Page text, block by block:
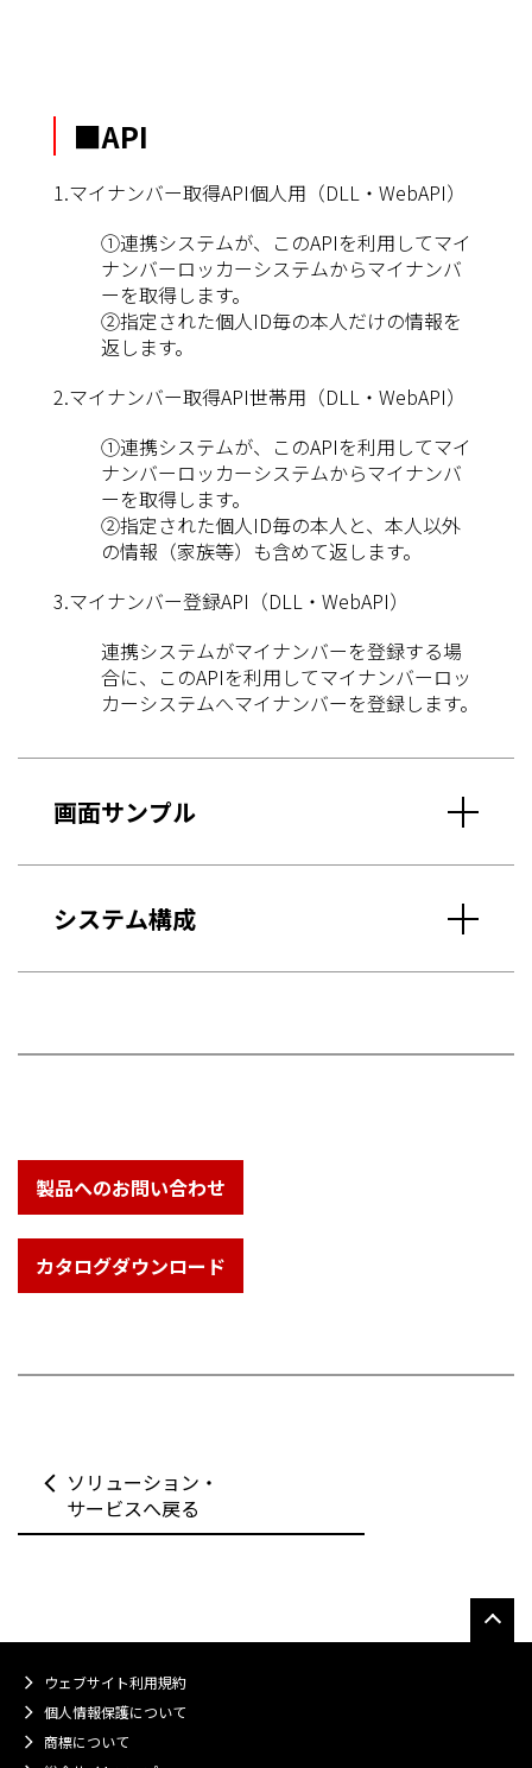
■API
1.マイナンバー取得API個人用（DLL・WebAPI）
①連携システムが、このAPIを利用してマイ
ナンバーロッカーシステムからマイナンバ
ーを取得します。
②指定された個人ID毎の本人だけの情報を
返します。
2.マイナンバー取得API世帯用（DLL・WebAPI）
①連携システムが、このAPIを利用してマイ
ナンバーロッカーシステムからマイナンバ
ーを取得します。
②指定された個人ID毎の本人と、本人以外
の情報（家族等）も含めて返します。
3.マイナンバー登録API（DLL・WebAPI）
連携システムがマイナンバーを登録する場
合に、このAPIを利用してマイナンバーロッ
カーシステムへマイナンバーを登録します。
画面サンプル
システム構成
製品へのお問い合わせ
カタログダウンロード
ソリューション・
サービスへ戻る
ウェブサイト利用規約
個人情報保護について
商標について